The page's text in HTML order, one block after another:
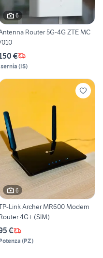
6
Router 5G-4G ZTE MC
€
(IS)
6
Link Archer MR600 Modem
4G+ (SIM)
€
(PZ)